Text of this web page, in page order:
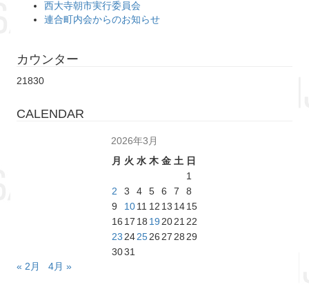
西大寺朝市実行委員会
連合町内会からのお知らせ
カウンター
21830
CALENDAR
2026年3月
月 火 水 木 金 土 日
1
2
3 4 5 6 7
8
9
1011 12 13 1415
16 17 18 19 2021 22
23 242526 27 28 29
3031
« 2月
4月 »